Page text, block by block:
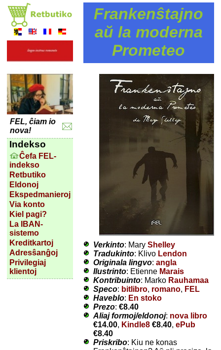
FEL, ĉiam io
nova!
Indekso
Ĉefa FEL-
indekso
Retbutiko
Eldonoj
Ekspedmanieroj
Via konto
Kiel pagi?
La IBAN-
sistemo
Kreditkartoj
Adresŝanĝoj
Privilegiaj
klientoj
Frankenŝtajno
aŭ la moderna
Prometeo
Verkinto: Mary Shelley
Tradukinto: Klivo Lendon
Originala lingvo: angla
Ilustrinto: Etienne Marais
Kontribuinto: Marko Rauhamaa
Speco: bitlibro, romano, FEL
Haveblo: En stoko
Prezo: €8.40
Aliaj formoj/eldonoj: nova libro
€14.00, Kindle8 €8.40, ePub
€8.40
Priskribo: Kiu ne konas